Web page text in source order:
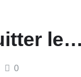
le…
0